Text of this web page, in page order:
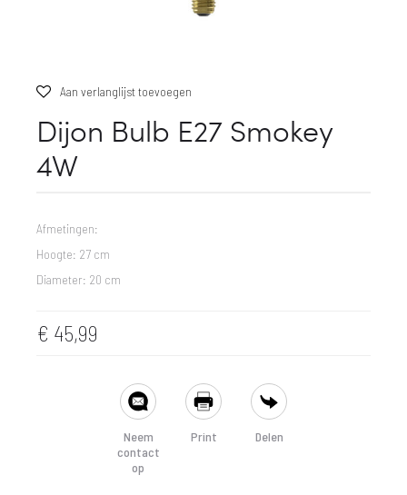
Aan verlanglijst toevoegen
Dijon Bulb E27 Smokey
4W
Afmetingen:
Hoogte: 27 cm
Diameter: 20 cm
€ 45,99
Neem
contact
op
Print Delen